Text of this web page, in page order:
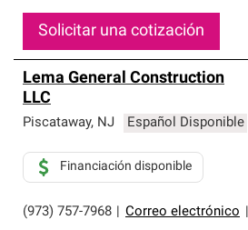
Solicitar una cotización
Lema General Construction
LLC
Piscataway, NJ Español Disponible
(973) 757-7968 Correo electrónico
Financiación disponible